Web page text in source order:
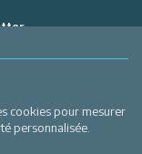
cookies pour mesurer
personnalisée.